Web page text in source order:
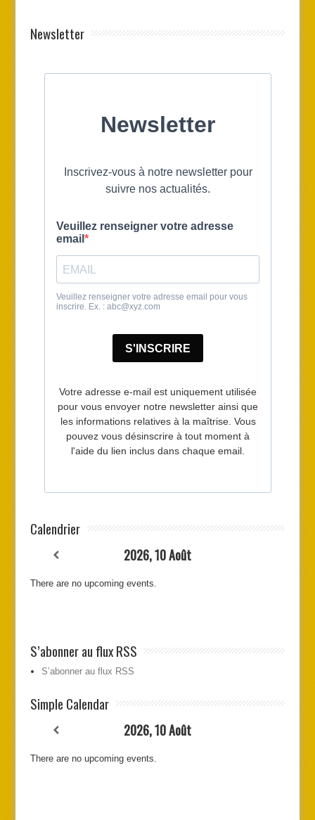
Newsletter
Calendrier
2026, 10 Août
There are no upcoming events.
S’abonner au flux RSS
S’abonner au flux RSS
Simple Calendar
2026, 10 Août
There are no upcoming events.